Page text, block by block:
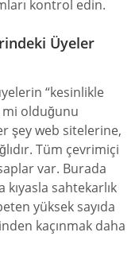
kontrol edin.
Üyeler
“kesinlikle
mi olduğunu
şey web sitelerine,
Tüm çevrimiçi
var. Burada
kıyasla sahtekarlık
yüksek sayıda
kaçınmak daha